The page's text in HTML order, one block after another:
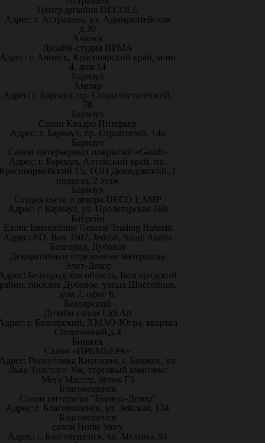
Центр дизайна DECOLE
Адрес: г. Астрахань, ул. Адмиралтейская
д.30
Ачинск
Дизайн-студия ИРМА
Адрес: г. Ачинск, Красноярский край, м-он
4, дом 14
Барнаул
Ампир
Адрес: г. Барнаул, пр. Социалистический,
78
Барнаул
Салон Квадро Интерьер
Адрес: г. Барнаул, пр. Строителей, 14а
Барнаул
Салон интерьерных покрытий «Gaudi»
Адрес: г. Барнаул, Алтайский край, пр.
15, ТОЦ Демидовский, 1
подъезд, 2 этаж
Барнаул
Студия света и декора DECO LAMP
Адрес: г. Барнаул, ул. Пролетарская 160
Бахрейн
Exotic International General Trading Bahrain
Адрес: P.O. Box 3507, Jeddah, Saudi Arabia
Белгород, Дубовое
Декоративные отделочные материалы
Элит-Декор
Белгородская область, Белгородский
посёлок Дубовое, улица Шоссейная,
дом 2, офис 6.
Белоярский
Дизайн-салон Lidi Art
г. Белоярский, ХМАО-Югра, квартал
Спортивный,д.4
Бишкек
Салон «ПРЕМЬЕРА»
Республика Киргизия, г. Бишкек, ул.
Льва Толстого 36к, торговый комплекс
Мега Мастер, бутик Г3
Благовещенск
Салон интерьера "Буржуа-Декор"
Адрес: г. Благовещенск, ул. Зейская, 134
Благовещенск
салон Home Story
Адрес: г. Благовещенск, ул. Мухина, 94